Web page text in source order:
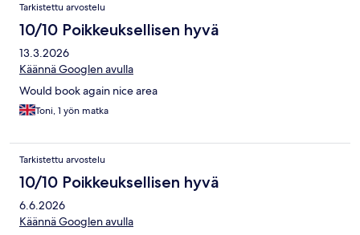
Tarkistettu arvostelu
10/10 Poikkeuksellisen hyvä
13.3.2026
Käännä Googlen avulla
Would book again nice area
Toni, 1 yön matka
Tarkistettu arvostelu
10/10 Poikkeuksellisen hyvä
6.6.2026
Käännä Googlen avulla